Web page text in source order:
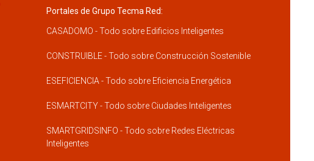
Portales de Grupo Tecma Red:
CASADOMO - Todo sobre Edificios Inteligentes
CONSTRUIBLE - Todo sobre Construcción Sostenible
ESEFICIENCIA - Todo sobre Eficiencia Energética
ESMARTCITY - Todo sobre Ciudades Inteligentes
SMARTGRIDSINFO - Todo sobre Redes Eléctricas
Inteligentes